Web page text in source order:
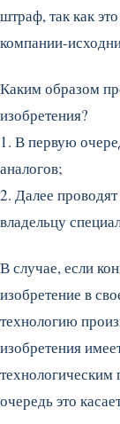
штраф, так как
компании-
Каким образом
изобретения?
1. В первую
аналогов;
2. Далее
владельцу
В случае, если
изобретение в
технологию
изобретения
очередь это